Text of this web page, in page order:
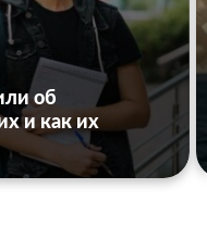
об
и как их